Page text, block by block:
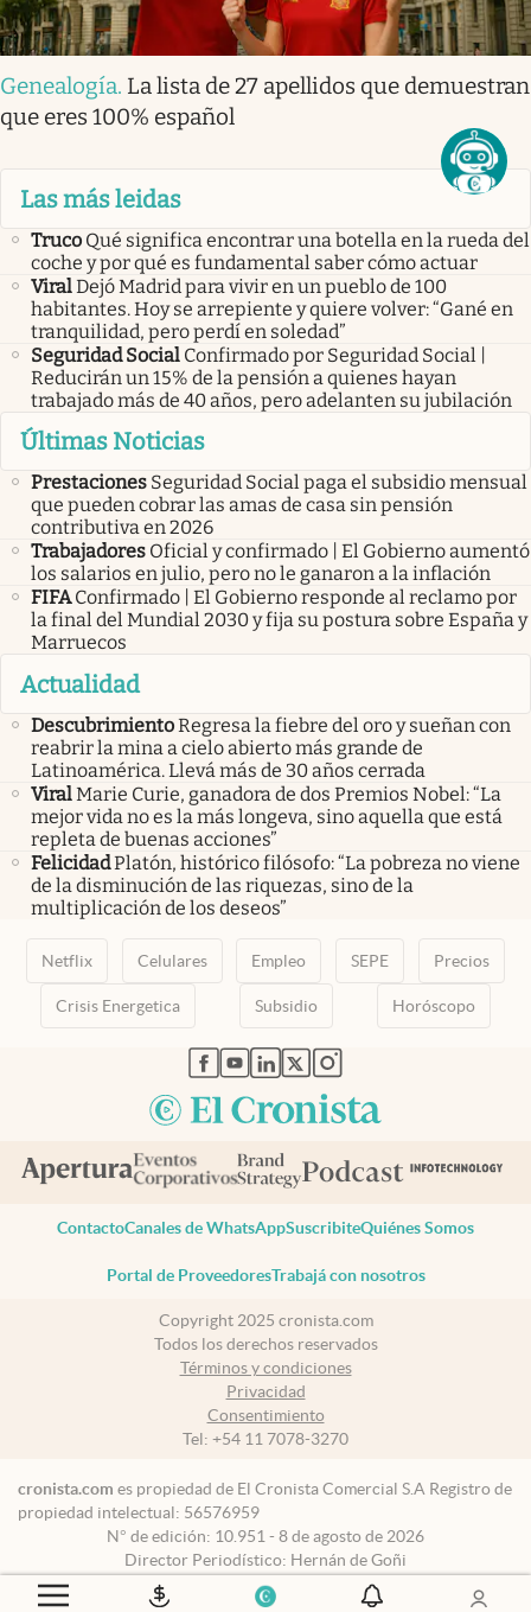
Genealogía. La lista de 27 apellidos que demuestran
que eres 100% español
Las más leidas
Truco Qué significa encontrar una botella en la rueda del
coche y por qué es fundamental saber cómo actuar
ViralDejó Madrid para vivir en un pueblo de 100
habitantes. Hoy se arrepiente y quiere volver: “Gané en
tranquilidad, pero perdí en soledad”
Seguridad Social Confirmado por Seguridad Social |
Reducirán un 15% de la pensión a quienes hayan
trabajado más de 40 años, pero adelanten su jubilación
Últimas Noticias
Prestaciones Seguridad Social paga el subsidio mensual
que pueden cobrar las amas de casa sin pensión
contributiva en 2026
Trabajadores Oficial y confirmado | El Gobierno aumentó
los salarios en julio, pero no le ganaron a la inflación
FIFA Confirmado | El Gobierno responde al reclamo por
la final del Mundial 2030 y fija su postura sobre España y
Marruecos
Actualidad
DescubrimientoRegresa la fiebre del oro y sueñan con
reabrir la mina a cielo abierto más grande de
Latinoamérica. Llevá más de 30 años cerrada
ViralMarie Curie, ganadora de dos Premios Nobel: “La
mejor vida no es la más longeva, sino aquella que está
repleta de buenas acciones”
FelicidadPlatón, histórico filósofo: “La pobreza no viene
de la disminución de las riquezas, sino de la
multiplicación de los deseos”
Netflix Celulares Empleo SEPE Precios
Crisis Energetica Subsidio Horóscopo
abre en nueva pestaña
abre en nueva pestaña
abre en nueva pestaña
abre en nueva pestaña
abre en nueva pestaña
ContactoCanales de WhatsAppSuscribiteQuiénes Somos
Portal de ProveedoresTrabajá con nosotros
Copyright 2025 cronista.com
Todos los derechos reservados
Términos y condiciones
Privacidad
Consentimiento
Tel: +54 11 7078-3270
cronista.com es propiedad de El Cronista Comercial S.A Registro de
propiedad intelectual: 56576959
N° de edición: 10.951 - 8 de agosto de 2026
Director Periodístico: Hernán de Goñi